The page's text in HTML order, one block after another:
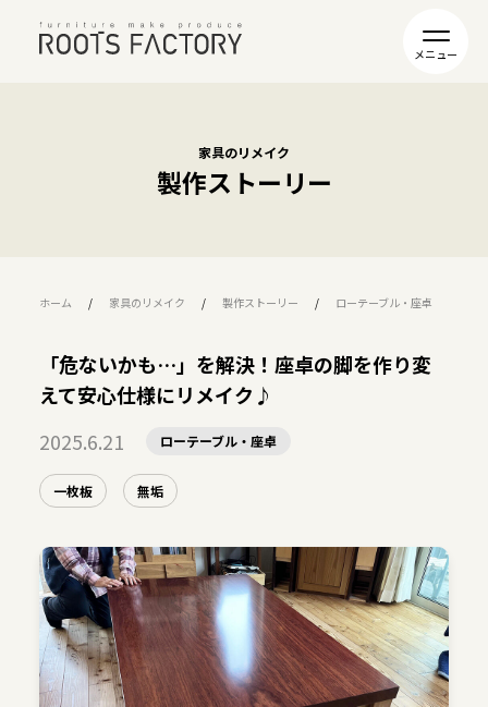
家具のリメイク
製作ストーリー
ホーム 家具のリメイク 製作ストーリー ローテーブル・座卓
「危ないかも…」を解決！座卓の脚を作り変
えて安心仕様にリメイク♪
2025.6.21
ローテーブル・座卓
一枚板 無垢